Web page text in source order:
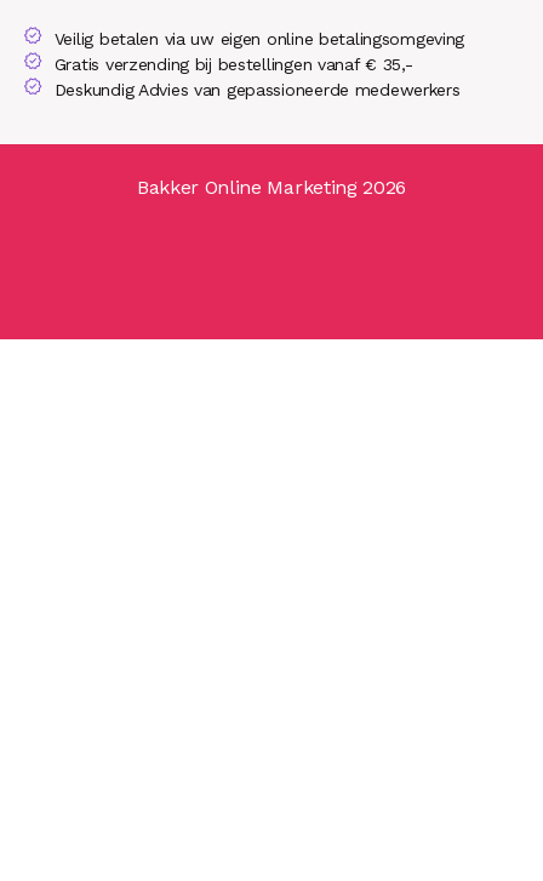
Veilig betalen via uw eigen online betalingsomgeving
Gratis verzending bij bestellingen vanaf € 35,-
Deskundig Advies van gepassioneerde medewerkers
Bakker Online Marketing 2026